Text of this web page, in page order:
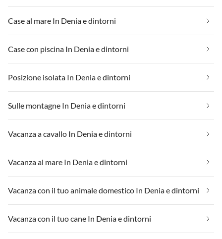
Case al mare In Denia e dintorni
Case con piscina In Denia e dintorni
Posizione isolata In Denia e dintorni
Sulle montagne In Denia e dintorni
Vacanza a cavallo In Denia e dintorni
Vacanza al mare In Denia e dintorni
Vacanza con il tuo animale domestico In Denia e dintorni
Vacanza con il tuo cane In Denia e dintorni